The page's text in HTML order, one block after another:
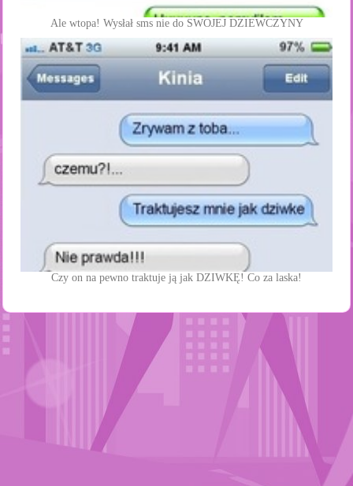
Ale wtopa! Wysłał sms nie do SWOJEJ DZIEWCZYNY
Czy on na pewno traktuje ją jak DZIWKĘ! Co za laska!